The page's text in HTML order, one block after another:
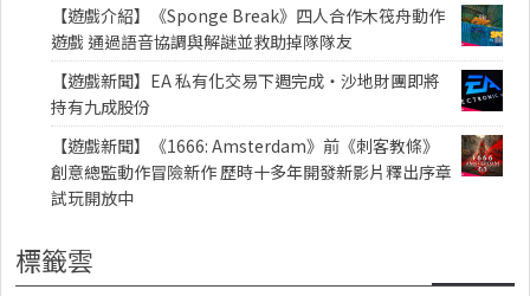
【遊戲介紹】《Sponge Break》四人合作木筏舟動作
遊戲 通過語音協調與解謎並救助掉隊隊友
【遊戲新聞】EA 私有化交易下週完成・沙地財團即將
持有九成股份
【遊戲新聞】《1666: Amsterdam》前《刺客教條》
創意總監動作冒險新作 歷時十多年開發新影片釋出序章
試玩開放中
標籤雲